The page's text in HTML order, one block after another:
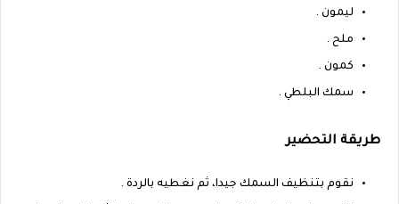
ليمون .
ملح .
كمون .
سمك البلطي .
طريقة التحضير
نقوم بتنظيف السمك جيدا، ثم نغطيه بالردة .